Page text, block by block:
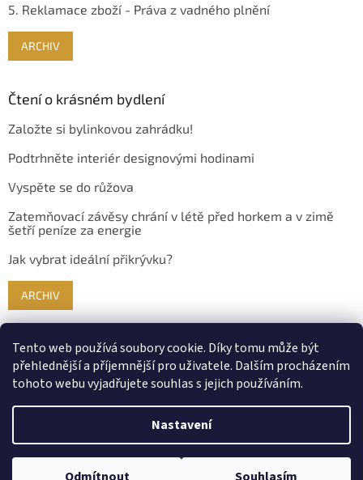
Tento web používá soubory cookie. Díky tomu může být
přehlednější a příjemnější pro uživatele. Dalším procházením
tohoto webu vyjadřujete souhlas s jejich používáním.
Nastavení
5. Reklamace zboží - Práva z vadného plnění
ARCHIV
Čtení o krásném bydlení
Založte si bylinkovou zahrádku!
Podtrhněte interiér designovými hodinami
Vyspěte se do růžova
Zatemňovací závěsy chrání v létě před horkem a v zimě
šetří peníze za energie
Jak vybrat ideální přikrývku?
ARCHIV
Vytvořil Shoptet